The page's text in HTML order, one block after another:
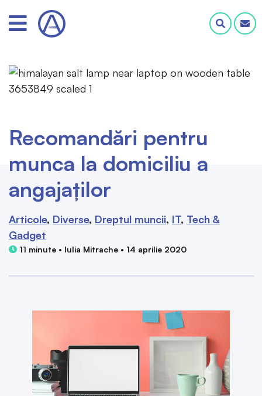
Recomandări pentru
munca la domiciliu a
angajaților
Articole Diverse Dreptul muncii IT Tech &
Gadget
11 minute • Iulia Mitrache • 14 aprilie 2020